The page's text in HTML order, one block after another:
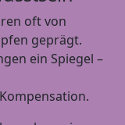
oft von
geprägt.
ein Spiegel –